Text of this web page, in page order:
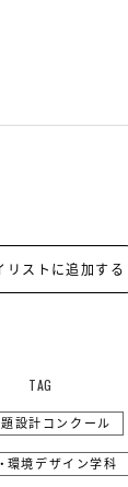
リストに追加する
TAG
設計コンクール
環境デザイン学科